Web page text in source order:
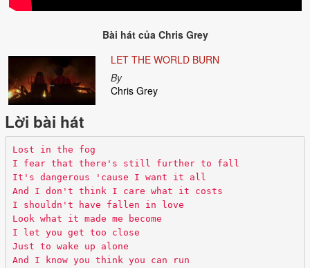
Bài hát của Chris Grey
LET THE WORLD BURN
By
Chris Grey
Lời bài hát
Lost in the fog
I fear that there's still further to fall
It's dangerous 'cause I want it all
And I don't think I care what it costs
I shouldn't have fallen in love
Look what it made me become
I let you get too close
Just to wake up alone
And I know you think you can run